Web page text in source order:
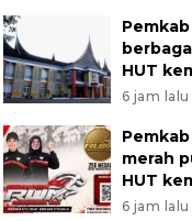
HUT
6 jam lalu
merah
HUT
6 jam lalu